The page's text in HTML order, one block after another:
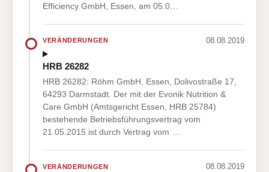
Efficiency GmbH, Essen, am 05.0…
VERÄNDERUNGEN 08.08.2019
HRB 26282
HRB 26282: Röhm GmbH, Essen, Dolivostraße 17,
64293 Darmstadt. Der mit der Evonik Nutrition &
Care GmbH (Amtsgericht Essen, HRB 25784)
bestehende Betriebsführungsvertrag vom
21.05.2015 ist durch Vertrag vom …
VERÄNDERUNGEN 08.08.2019